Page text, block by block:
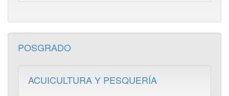
POSGRADO
ACUICULTURA Y PESQUERÍA